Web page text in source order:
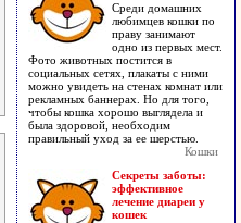
Среди домашних
любимцев кошки по
праву занимают
одно из первых мест.
Фото животных постится в
социальных сетях, плакаты с ними
можно увидеть на стенах комнат или
рекламных баннерах. Но для того,
чтобы кошка хорошо выглядела и
была здоровой, необходим
правильный уход за ее шерстью.
Кошки
Секреты заботы:
эффективное
лечение диареи у
кошек